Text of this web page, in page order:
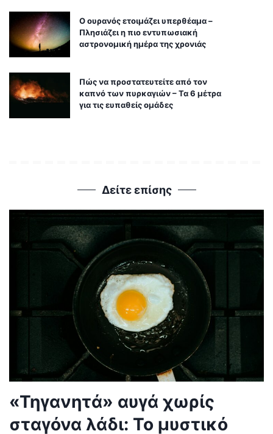
Ο ουρανός ετοιμάζει υπερθέαμα –
Πλησιάζει η πιο εντυπωσιακή
αστρονομική ημέρα της χρονιάς
Πώς να προστατευτείτε από τον
καπνό των πυρκαγιών – Τα 6 μέτρα
για τις ευπαθείς ομάδες
Δείτε επίσης
«Τηγανητά» αυγά χωρίς
σταγόνα λάδι: Το μυστικό